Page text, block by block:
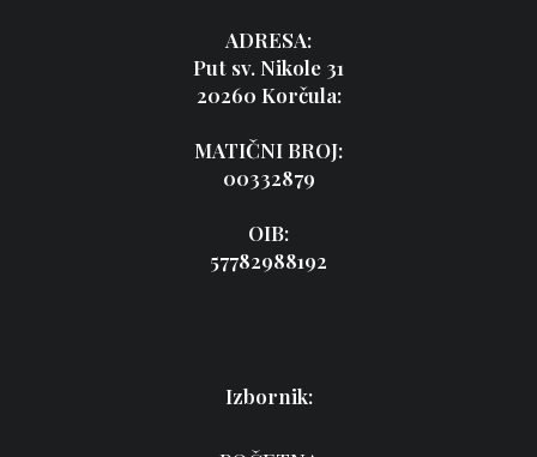
ADRESA:
Put sv. Nikole 31
20260 Korčula:
MATIČNI BROJ:
00332879
OIB:
57782988192
Izbornik: